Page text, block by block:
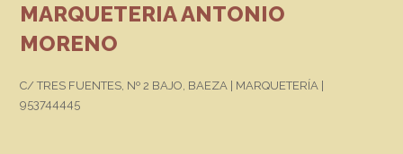
MARQUETERIA ANTONIO
MORENO
C/ TRES FUENTES, Nº 2 BAJO, BAEZA | MARQUETERÍA |
953744445